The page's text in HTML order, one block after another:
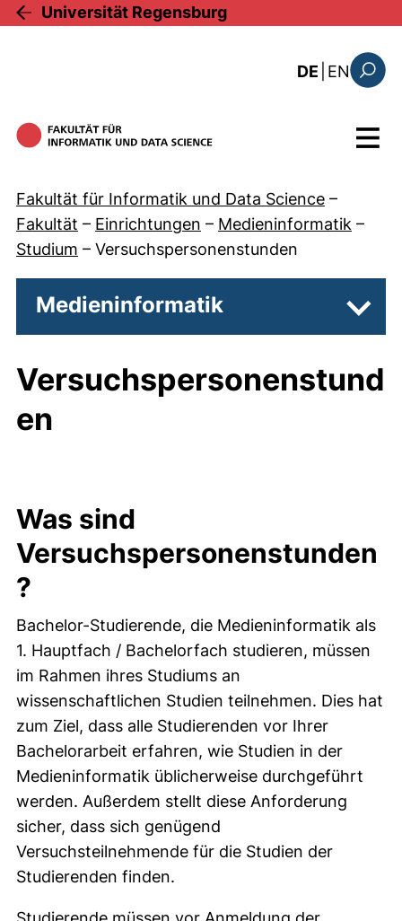
Direkt zum Inhalt
Universität Regensburg
DE EN: the
Menü
Fakultät für Informatik und Data Science –
Fakultät – Einrichtungen – Medieninformatik –
Studium – Versuchspersonenstunden
Medieninformatik
Versuchspersonenstund
en
Was sind
Versuchspersonenstunden
?
Bachelor-Studierende, die Medieninformatik als
1. Hauptfach / Bachelorfach studieren, müssen
im Rahmen ihres Studiums an
wissenschaftlichen Studien teilnehmen. Dies hat
zum Ziel, dass alle Studierenden vor Ihrer
Bachelorarbeit erfahren, wie Studien in der
Medieninformatik üblicherweise durchgeführt
werden. Außerdem stellt diese Anforderung
sicher, dass sich genügend
Versuchsteilnehmende für die Studien der
Studierenden finden.